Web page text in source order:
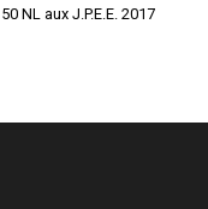
NL aux J.P.E.E. 2017